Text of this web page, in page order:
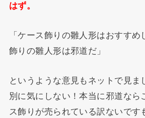
はず。
「ケース飾りの雛人形はおすすめ
飾りの雛人形は邪道だ」
というような意見もネットで見ま
別に気にしない！本当に邪道なら
ス飾りが売られている訳ないです